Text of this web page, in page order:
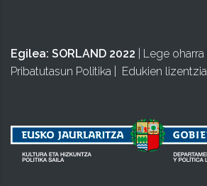
Egilea: SORLAND 2022 Lege oharra
Pribatutasun Politika
Edukien lizentzia